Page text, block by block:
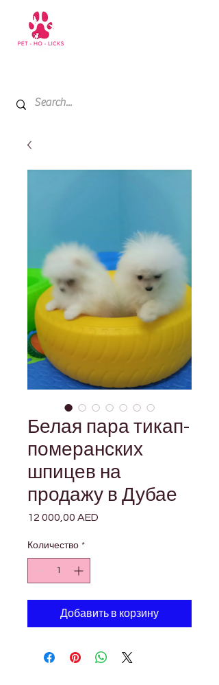
Белая пара тикап-
померанских
шпицев на
продажу в Дубае
12 000,00 AED
Количество *
Добавить в корзину